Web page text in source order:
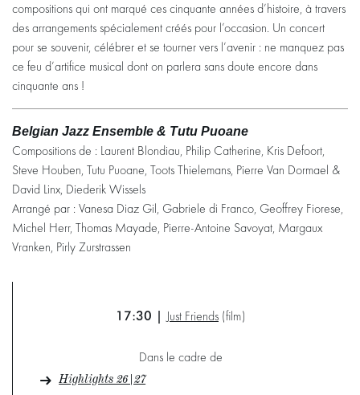
compositions qui ont marqué ces cinquante années d’histoire, à travers
des arrangements spécialement créés pour l’occasion. Un concert
pour se souvenir, célébrer et se tourner vers l’avenir : ne manquez pas
ce feu d’artifice musical dont on parlera sans doute encore dans
cinquante ans !
Belgian Jazz Ensemble & Tutu Puoane
Compositions de : Laurent Blondiau, Philip Catherine, Kris Defoort,
Steve Houben, Tutu Puoane, Toots Thielemans, Pierre Van Dormael &
David Linx, Diederik Wissels
Arrangé par : Vanesa Diaz Gil, Gabriele di Franco, Geoffrey Fiorese,
Michel Herr, Thomas Mayade, Pierre-Antoine Savoyat, Margaux
Vranken, Pirly Zurstrassen
17:30 | Just Friends (film)
Dans le cadre de
Highlights 26|27